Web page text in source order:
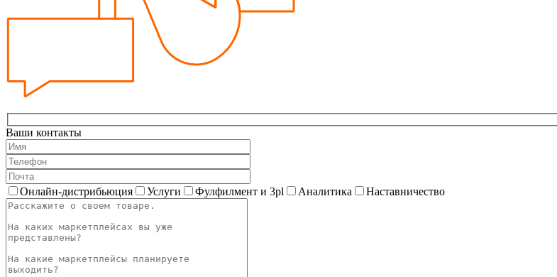
Ваши контакты
Онлайн-дистрибьюция Услуги Фулфилмент и 3pl Аналитика Наставничество